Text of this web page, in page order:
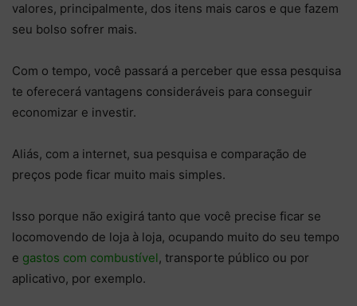
valores, principalmente, dos itens mais caros e que fazem
seu bolso sofrer mais.
Com o tempo, você passará a perceber que essa pesquisa
te oferecerá vantagens consideráveis para conseguir
economizar e investir.
Aliás, com a internet, sua pesquisa e comparação de
preços pode ficar muito mais simples.
Isso porque não exigirá tanto que você precise ficar se
locomovendo de loja à loja, ocupando muito do seu tempo
e gastos com combustível, transporte público ou por
aplicativo, por exemplo.